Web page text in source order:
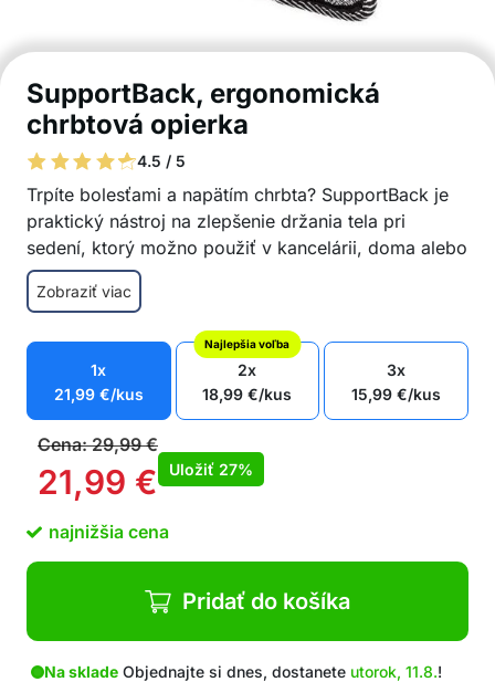
SupportBack, ergonomická
chrbtová opierka
4.5 / 5
Trpíte bolesťami a napätím chrbta? SupportBack je
praktický nástroj na zlepšenie držania tela pri
sedení, ktorý možno použiť v kancelárii, doma alebo
v aute.
Pomáha k lepšiemu držaniu tela
Pomáha vrátiť chrbtici jej prirodzené zakrivenie
Vhodná do kancelárie, domácnosti alebo auta
Kvalitné materiály
Tkanina zo vzduchovej sieťoviny
Nastaviteľný popruh
Balenie obsahuje: 1x chrbtová opierka
Zobraziť viac
1x
21,99 €/kus
Najlepšia voľba
2x
18,99€/kus
3x
15,99€/kus
Cena:29,99€
21,99 € Uložiť 27%
najnižšia cena
Pridať do košíka
Na sklade Objednajte si dnes, dostanete utorok, 11.8.!